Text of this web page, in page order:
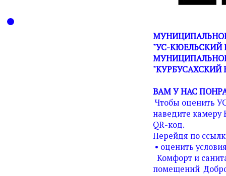
"УС-КЮЕЛЬСКИЙ
"КУРБУСАХСКИЙ
ВАМ У НАС
Чтобы оценить
наведите камеру
QR-код.
Перейдя по
• оценить
Комфорт и
помещений